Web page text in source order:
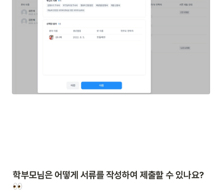
학부모님은 어떻게 서류를 작성하여 제출할 수 있나요?